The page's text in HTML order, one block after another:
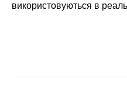
використовуються в